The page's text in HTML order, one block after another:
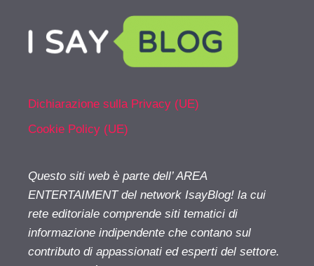
Dichiarazione sulla Privacy (UE)
Cookie Policy (UE)
Questo siti web è parte dell’ AREA
ENTERTAIMENT del network IsayBlog! la cui
rete editoriale comprende siti tematici di
informazione indipendente che contano sul
contributo di appassionati ed esperti del settore.